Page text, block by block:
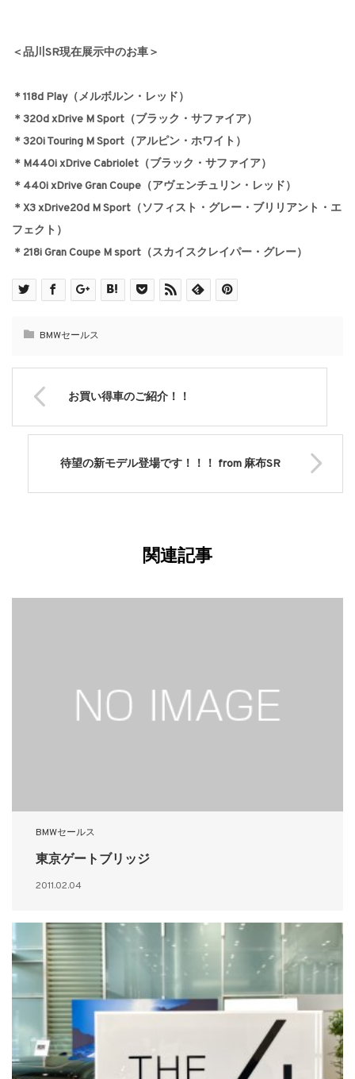
＜品川SR現在展示中のお車＞
＊118d Play（メルボルン・レッド）
＊320d xDrive M Sport（ブラック・サファイア）
＊320i Touring M Sport（アルピン・ホワイト）
＊M440i xDrive Cabriolet（ブラック・サファイア）
＊440i xDrive Gran Coupe（アヴェンチュリン・レッド）
＊X3 xDrive20d M Sport（ソフィスト・グレー・ブリリアント・エ
フェクト）
＊218i Gran Coupe M sport（スカイスクレイパー・グレー）
BMWセールス
お買い得車のご紹介！！
待望の新モデル登場です！！！ from 麻布SR
関連記事
BMWセールス
東京ゲートブリッジ
2011.02.04